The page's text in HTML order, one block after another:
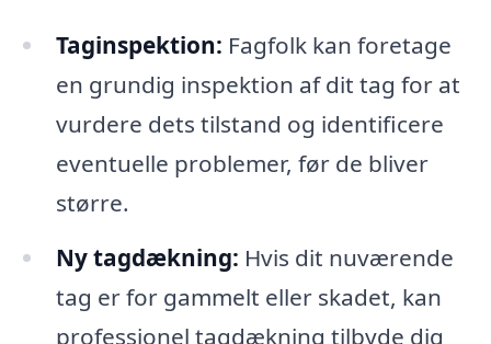
Taginspektion: Fagfolk kan foretage
en grundig inspektion af dit tag for at
vurdere dets tilstand og identificere
eventuelle problemer, før de bliver
større.
Ny tagdækning: Hvis dit nuværende
tag er for gammelt eller skadet, kan
professionel tagdækning tilbyde dig